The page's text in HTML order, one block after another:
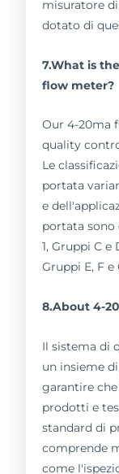
misuratore
dotato di
7.What is
flow meter?
Our 4-20ma
quality
Le
portata
e
portata sono
1, Gruppi C e
Gruppi E, F e
8.About 4-
Il sistema di
un insieme
garantire
prodotti e
standard di
comprende
come